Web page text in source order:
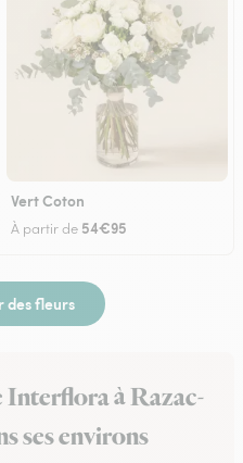
Vert Coton
À partir de 54€95
des fleurs
à Razac-
ses environs